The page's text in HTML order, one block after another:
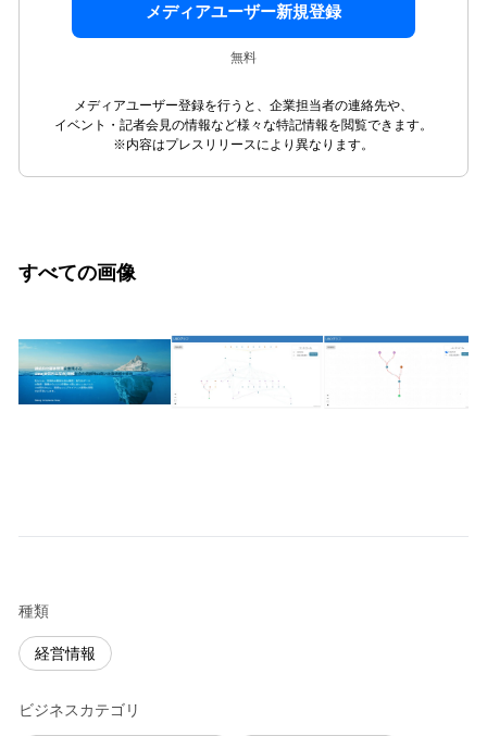
メディアユーザー新規登録
無料
メディアユーザー登録を行うと、企業担当者の連絡先や、
イベント・記者会見の情報など様々な特記情報を閲覧できます。
※内容はプレスリリースにより異なります。
すべての画像
種類
経営情報
ビジネスカテゴリ